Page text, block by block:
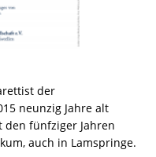
der
neunzig Jahre alt
den fünfziger Jahren
auch in Lamspringe.